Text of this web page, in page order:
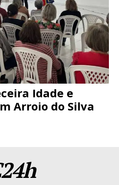
Idade e
Arroio do Silva